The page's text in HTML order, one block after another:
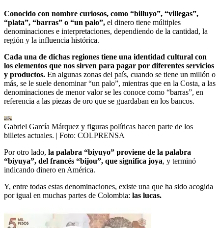
Conocido con nombre curiosos, como “billuyo”, “villegas”,
“plata”, “barras” o “un palo”, el dinero tiene múltiples
denominaciones e interpretaciones, dependiendo de la cantidad, la
región y la influencia histórica.
Cada una de dichas regiones tiene una identidad cultural con
los elementos que nos sirven para pagar por diferentes servicios
y productos. En algunas zonas del país, cuando se tiene un millón o
más, se le suele denominar “un palo”, mientras que en la Costa, a las
denominaciones de menor valor se les conoce como “barras”, en
referencia a las piezas de oro que se guardaban en los bancos.
Gabriel García Márquez y figuras políticas hacen parte de los
billetes actuales. | Foto: COLPRENSA
Por otro lado, la palabra “biyuyo” proviene de la palabra
“biyuya”, del francés “bijou”, que significa joya, y terminó
indicando dinero en América.
Y, entre todas estas denominaciones, existe una que ha sido acogida
por igual en muchas partes de Colombia: las lucas.